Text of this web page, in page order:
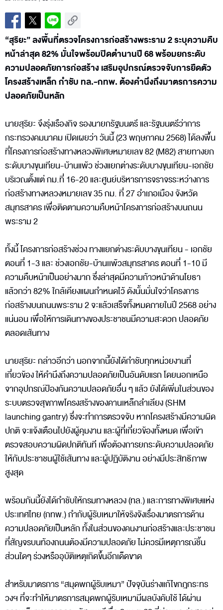
“สุริยะ” ลงพื้นที่ตรวจโครงการก่อสร้างพระราม 2 ระบุความคืบ
หน้าล่าสุด 82% มั่นใจพร้อมปิดตำนานปี 68 พร้อมยกระดับ
ความปลอดภัยการก่อสร้าง เสริมอุปกรณ์ตรวจจับการยืดตัว
โครงสร้างเหล็ก กำชับ ทล.-กทพ. ต้องคำนึงถึงมาตรการความ
ปลอดภัยเป็นหลัก
นายสุริยะ จึงรุ่งเรืองกิจ รองนายกรัฐมนตรี และรัฐมนตรีว่าการ
กระทรวงคมนาคม เปิดเผยว่า วันนี้ (23 พฤษภาคม 2568) ได้ลงพื้น
ที่โครงการก่อสร้างทางหลวงพิเศษหมายเลข 82 (M82) สายทางยก
ระดับบางขุนเทียน-บ้านแพ้ว ช่วงแยกต่างระดับบางขุนเทียน-เอกชัย
บริเวณตั้งแต่ กม.ที่ 16-20 และศูนย์บริหารการจราจรระหว่างการ
ก่อสร้างทางหลวงหมายเลข 35 กม. ที่ 27 อำเภอเมือง จังหวัด
สมุทรสาคร เพื่อติดตามความคืบหน้าโครงการก่อสร้างบนถนน
พระราม 2
ทั้งนี้ โครงการก่อสร้างช่วง ทางแยกต่างระดับบางขุนเทียน - เอกชัย
ตอนที่ 1-3 และ ช่วงเอกชัย-บ้านเเพ้วสมุทรสาคร ตอนที่ 1-10 มี
ความคืบหน้าเป็นอย่างมาก ซึ่งล่าสุดมีความก้าวหน้าด้านโยธา
แล้วกว่า 82% ใกล้เคียงแผนกำหนดไว้ ดังนั้นมั่นใจว่าโครงการ
ก่อสร้างบนถนนพระราม 2 จะแล้วเสร็จทั้งหมดภายในปี 2568 อย่าง
แน่นอน เพื่อให้การเดินทางของประชาชนมีความสะดวก ปลอดภัย
ตลอดเส้นทาง
นายสุริยะ กล่าวอีกว่า นอกจากนี้ยังได้กำชับทุกหน่วยงานที่
เกี่ยวข้อง ให้คำนึงถึงความปลอดภัยเป็นอันดับแรก โดยนอกเหนือ
จากอุปกรณ์ป้องกันความปลอดภัยอื่น ๆ แล้ว ยังได้เพิ่มในส่วนของ
ระบบตรวจสุขภาพโครงสร้างของคานเหล็กลำเลียง (SHM
launching gantry) ซึ่งจะทำการตรวจจับ หากโครงสร้างมีความผิด
ปกติ จะแจ้งเตือนไปยังผู้คุมงาน และผู้ที่เกี่ยวข้องทั้งหมด เพื่อเข้า
ตรวจสอบความผิดปกติทันที เพื่อต้องการยกระดับความปลอดภัย
ให้กับประชาชนผู้ใช้เส้นทาง และผู้ปฏิบัติงาน อย่างมีประสิทธิภาพ
สูงสุด
พร้อมกันนี้ยังได้กำชับให้กรมทางหลวง (ทล.) และการทางพิเศษแห่ง
ประเทศไทย (กทพ.) กำกับผู้รับเหมาให้จริงจังเรื่องมาตรการด้าน
ความปลอดภัยเป็นหลัก ทั้งในส่วนของคนงานก่อสร้างและประชาชน
ที่สัญจรบนท้องถนนต้องมีความปลอดภัย ไม่ควรมีเหตุการณ์ชิ้น
ส่วนใดๆ ร่วงหรืออุบัติเหตุเกิดขึ้นอีกเด็ดขาด
สำหรับมาตรการ “สมุดพกผู้รับเหมา” ปัจจุบันร่างแก้ไขกฎกระทร
วงฯ ที่จะทำให้มาตรการสมุดพกผู้รับเหมามีผลบังคับใช้ ได้ผ่าน